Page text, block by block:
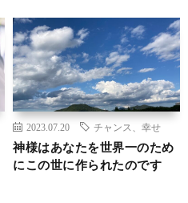
2023.07.20 チャンス、幸せ
神様はあなたを世界一のため
にこの世に作られたのです